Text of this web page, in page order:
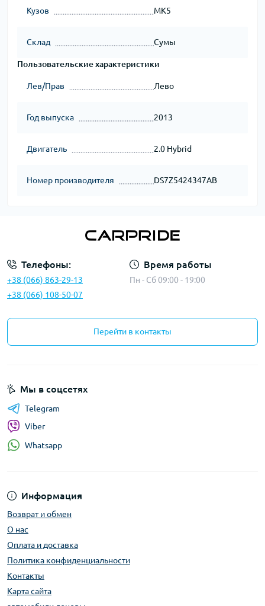
Кузов MK5
Склад Сумы
Пользовательские характеристики
Лев/Прав Лево
Год выпуска 2013
Двигатель 2.0 Hybrid
Номер производителя DS7Z5424347AB
Телефоны:
+38 (066) 863-29-13
+38 (066) 108-50-07
Время работы
Пн - Сб 09:00 - 19:00
Перейти в контакты
Информация
Возврат и обмен
О нас
Оплата и доставка
Политика конфиденциальности
Контакты
Карта сайта
Мы в соцсетях
Telegram
Viber
Whatsapp